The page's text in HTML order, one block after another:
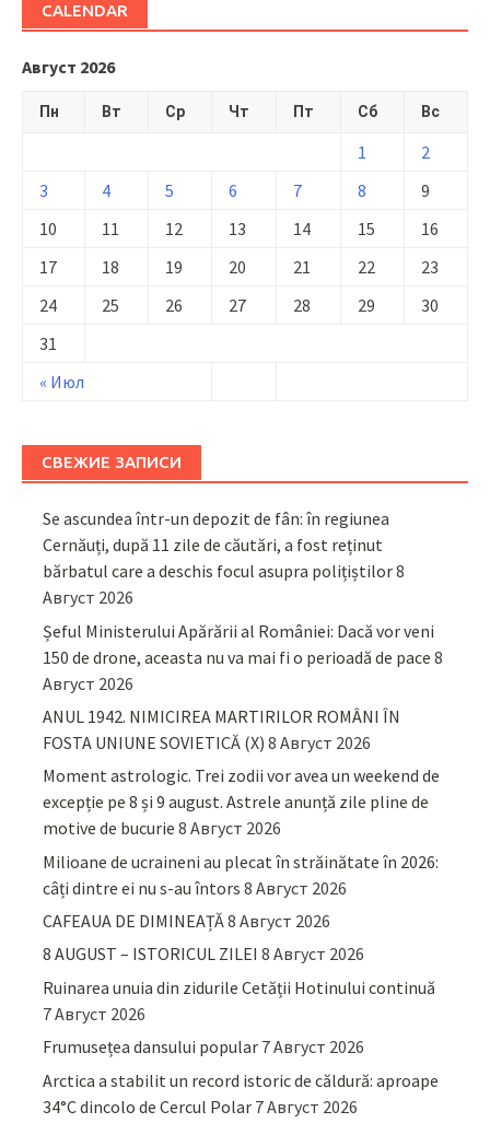
CALENDAR
Август 2026
Пн Вт Ср Чт Пт Сб Вс
« Июл
1
2
3
4 5 6 7 8
9
10
11 12 13 14 15
16
17
18 19 20 21 22
23
24
25 26 27 28 29
30
31
СВЕЖИЕ ЗАПИСИ
Se ascundea într-un depozit de fân: în regiunea
Cernăuți, după 11 zile de căutări, a fost reținut
bărbatul care a deschis focul asupra polițiștilor8
Август 2026
Șeful Ministerului Apărării al României: Dacă vor veni
150 de drone, aceasta nu va mai fi o perioadă de pace 8
Август 2026
ANUL 1942. NIMICIREA MARTIRILOR ROMÂNI ÎN
FOSTA UNIUNE SOVIETICĂ (X) 8 Август 2026
Moment astrologic. Trei zodii vor avea un weekend de
excepție pe 8 și 9 august. Astrele anunță zile pline de
motive de bucurie 8 Август 2026
Milioane de ucraineni au plecat în străinătate în 2026:
câți dintre ei nu s-au întors 8 Август 2026
CAFEAUA DE DIMINEAȚĂ8 Август 2026
8 AUGUST – ISTORICUL ZILEI 8 Август 2026
Ruinarea unuia din zidurile Cetății Hotinului continuă
7 Август 2026
Frumusețea dansului popular 7 Август 2026
Arctica a stabilit un record istoric de căldură: aproape
34°C dincolo de Cercul Polar 7 Август 2026